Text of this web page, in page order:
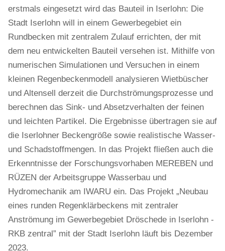
erstmals eingesetzt wird das Bauteil in Iserlohn: Die
Stadt Iserlohn will in einem Gewerbegebiet ein
Rundbecken mit zentralem Zulauf errichten, der mit
dem neu entwickelten Bauteil versehen ist. Mithilfe von
numerischen Simulationen und Versuchen in einem
kleinen Regenbeckenmodell analysieren Wietbüscher
und Altensell derzeit die Durchströmungsprozesse und
berechnen das Sink- und Absetzverhalten der feinen
und leichten Partikel. Die Ergebnisse übertragen sie auf
die Iserlohner Beckengröße sowie realistische Wasser-
und Schadstoffmengen. In das Projekt fließen auch die
Erkenntnisse der Forschungsvorhaben MEREBEN und
RÜZEN der Arbeitsgruppe Wasserbau und
Hydromechanik am IWARU ein. Das Projekt „Neubau
eines runden Regenklärbeckens mit zentraler
Anströmung im Gewerbegebiet Dröschede in Iserlohn -
RKB zentral” mit der Stadt Iserlohn läuft bis Dezember
2023.